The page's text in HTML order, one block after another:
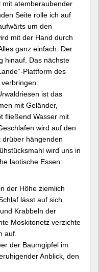
atemberaubender
Seite rolle ich auf
um den
mit der Hand durch
ganz einfach. Der
hinauf. Das nächste
Plattform des
ist das
mit Geländer,
fließend Wasser mit
wird auf den
hängenden
wird uns in
laotische Essen:
der Höhe ziemlich
lässt auf sich
Krabbeln der
Moskitonetz verzichte
auf.
der Baumgipfel im
Anblick, den